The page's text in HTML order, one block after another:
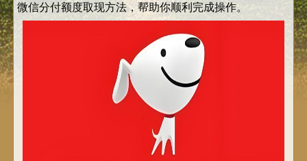
微信分付额度取现方法，帮助你顺利完成操作。